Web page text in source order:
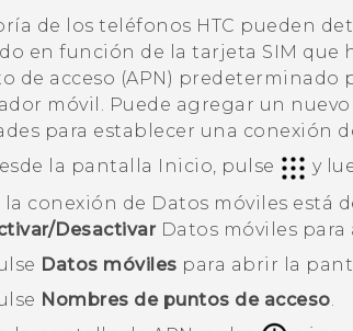
de los teléfonos HTC pueden
en función de la tarjeta SIM que
de acceso (APN) predeterminado
móvil. Puede agregar un
para establecer una conexión
la pantalla
Inicio, pulse y
la conexión de Datos móviles está
Desactivar Datos móviles para
Datos móviles para abrir la
Nombres de puntos de acceso